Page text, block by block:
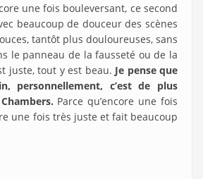
une fois bouleversant, ce second
beaucoup de douceur des scènes
tantôt plus douloureuses, sans
le panneau de la fausseté ou de la
juste, tout y est beau. Je pense que
personnellement, c’est de plus
Parce qu’encore une fois
une fois très juste et fait beaucoup